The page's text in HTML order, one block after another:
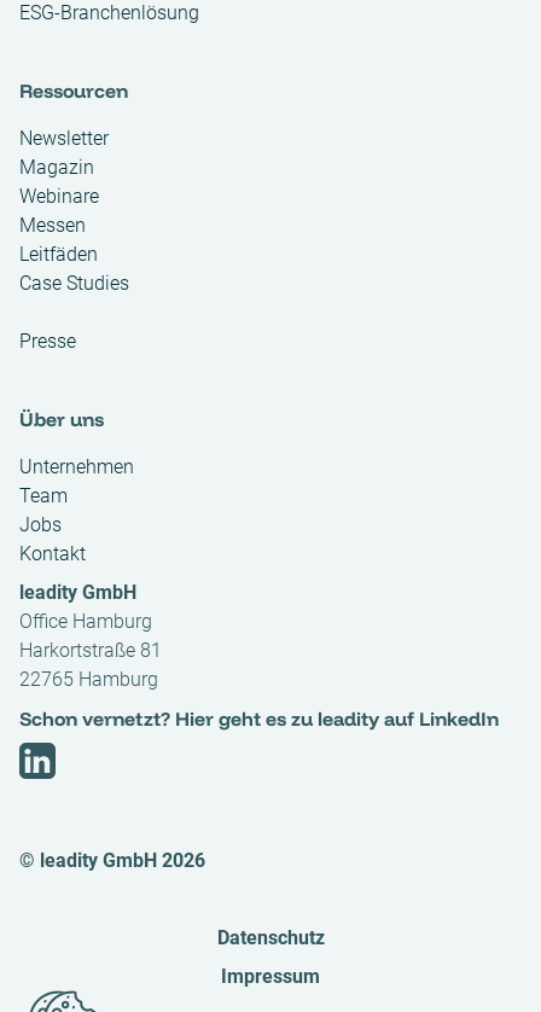
ESG-Branchenlösung
Ressourcen
Newsletter
Magazin
Webinare
Messen
Leitfäden
Case Studies
Presse
Über uns
Unternehmen
Team
Jobs
Kontakt
leadity GmbH
Office Hamburg
Harkortstraße 81
22765 Hamburg
Schon vernetzt? Hier geht es zu leadity auf LinkedIn
© leadity GmbH 2026
Datenschutz
Impressum